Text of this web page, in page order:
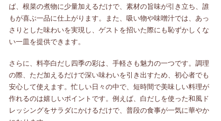
ば、根菜の煮物に少量加えるだけで、素材の旨味が引き立ち、誰
もが喜ぶ一品に仕上がります。また、吸い物や味噌汁では、あっ
さりとした味わいを実現し、ゲストを招いた際にも恥ずかしくな
い一皿を提供できます。
さらに、料亭白だし四季の彩は、手軽さも魅力の一つです。調理
の際、ただ加えるだけで深い味わいを引き出すため、初心者でも
安心して使えます。忙しい日々の中で、短時間で美味しい料理が
作れるのは嬉しいポイントです。例えば、白だしを使った和風ド
レッシングをサラダにかけるだけで、普段の食事が一気に華やか